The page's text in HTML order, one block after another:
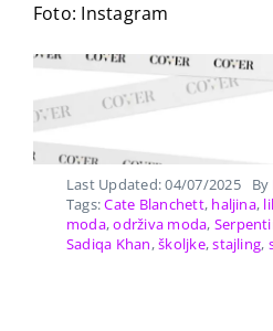
Foto: Instagram
Last Updated: 04/07/2025 By
Tags:Cate Blanchett, haljina,
moda,održiva moda,
Sadiqa Khan,školjke,stajling,